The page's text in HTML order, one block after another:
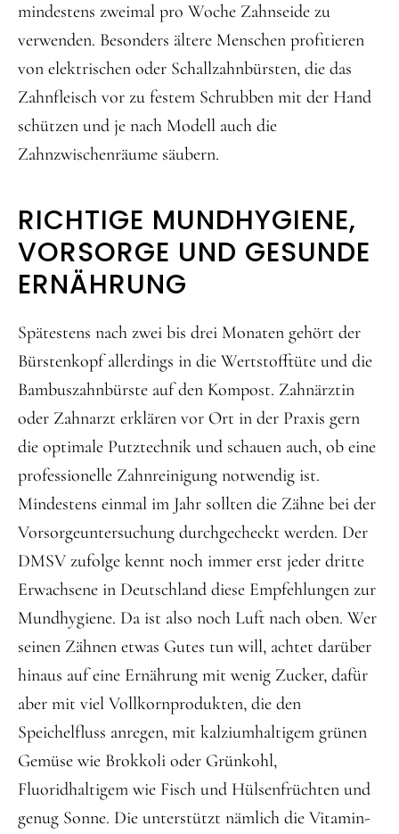
mindestens zweimal pro Woche Zahnseide zu
verwenden. Besonders ältere Menschen profitieren
von elektrischen oder Schallzahnbürsten, die das
Zahnfleisch vor zu festem Schrubben mit der Hand
schützen und je nach Modell auch die
Zahnzwischenräume säubern.
RICHTIGE MUNDHYGIENE,
VORSORGE UND GESUNDE
ERNÄHRUNG
Spätestens nach zwei bis drei Monaten gehört der
Bürstenkopf allerdings in die Wertstofftüte und die
Bambuszahnbürste auf den Kompost. Zahnärztin
oder Zahnarzt erklären vor Ort in der Praxis gern
die optimale Putztechnik und schauen auch, ob eine
professionelle Zahnreinigung notwendig ist.
Mindestens einmal im Jahr sollten die Zähne bei der
Vorsorgeuntersuchung durchgecheckt werden. Der
DMSV zufolge kennt noch immer erst jeder dritte
Erwachsene in Deutschland diese Empfehlungen zur
Mundhygiene. Da ist also noch Luft nach oben. Wer
seinen Zähnen etwas Gutes tun will, achtet darüber
hinaus auf eine Ernährung mit wenig Zucker, dafür
aber mit viel Vollkornprodukten, die den
Speichelfluss anregen, mit kalziumhaltigem grünen
Gemüse wie Brokkoli oder Grünkohl,
Fluoridhaltigem wie Fisch und Hülsenfrüchten und
genug Sonne. Die unterstützt nämlich die Vitamin-